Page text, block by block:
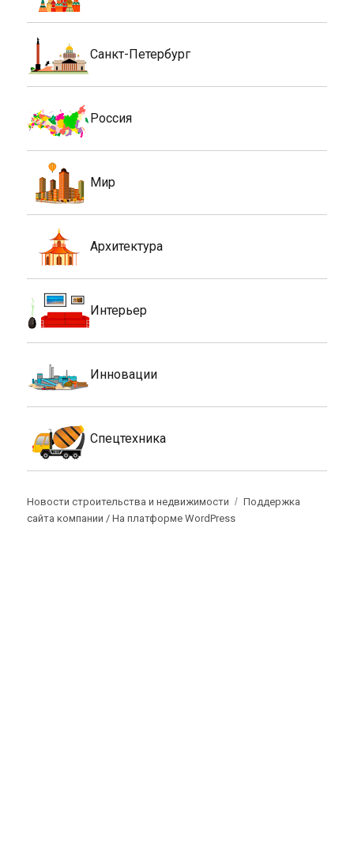
Санкт-Петербург
Россия
Мир
Архитектура
Интерьер
Инновации
Спецтехника
Новости строительства и недвижимости
Поддержка
сайта компании /На платформе WordPress